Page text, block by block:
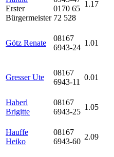
Erster
Bürgermeister
0170 65
72 528
1.17
Götz Renate
08167
6943-24
1.01
Gresser Ute
08167
6943-11
0.01
Haberl
Brigitte
08167
6943-25
1.05
Hauffe
Heiko
08167
6943-60
2.09